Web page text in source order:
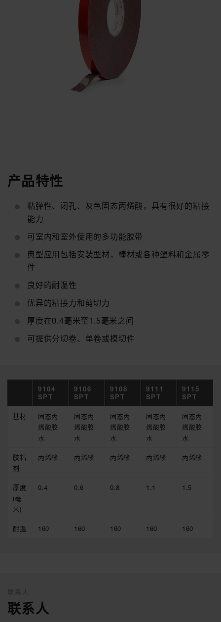
产品特性
粘弹性、闭孔、灰色固态丙烯酸，具有很好的粘接
能力
可室内和室外使用的多功能胶带
典型应用包括安装型材，棒材或各种塑料和金属零
件
良好的耐温性
优异的粘接力和剪切力
厚度在0.4毫米至1.5毫米之间
可提供分切卷、单卷或模切件
9104
SPT
9106
SPT
9108
SPT
9111
SPT
9115
SPT
基材
固态丙
烯酸胶
水
固态丙
烯酸胶
水
固态丙
烯酸胶
水
固态丙
烯酸胶
水
固态丙
烯酸胶
水
胶粘
剂
丙烯酸 丙烯酸 丙烯酸 丙烯酸 丙烯酸
厚度
(毫
米)
0.4 0.6 0.8 1.1 1.5
耐温 160 160 160 160 160
联系人